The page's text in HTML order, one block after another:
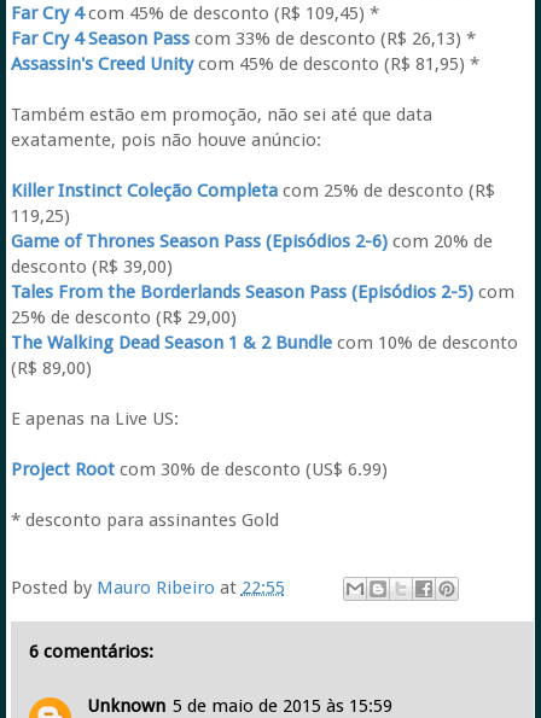
Far Cry 4com 45% de desconto (R$ 109,45) *
Far Cry 4 Season Passcom 33% de desconto (R$ 26,13) *
Assassin's Creed Unitycom 45% de desconto (R$ 81,95) *
Também estão em promoção, não sei até que data
exatamente, pois não houve anúncio:
Killer Instinct Coleção Completacom 25% de desconto (R$
119,25)
Game of Thrones Season Pass (Episódios 2-6)com 20% de
desconto (R$ 39,00)
Tales From the Borderlands Season Pass (Episódios 2-5)com
25% de desconto (R$ 29,00)
The Walking Dead Season 1 & 2 Bundlecom 10% de desconto
(R$ 89,00)
E apenas na Live US:
Project Rootcom 30% de desconto (US$ 6.99)
* desconto para assinantes Gold
Posted by Mauro Ribeiro at 22:55
6 comentários:
Unknown 5 de maio de 2015 às 15:59